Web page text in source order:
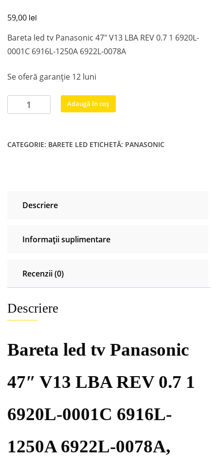
59,00 lei
Bareta led tv Panasonic 47″ V13 LBA REV 0.7 1 6920L-
0001C 6916L-1250A 6922L-0078A
Se oferă garanţie 12 luni
Cantitate
Bareta
Panasonic
0001C
6922L-
0078A
Adaugă în coș
CATEGORIE: BARETE LED ETICHETĂ: PANASONIC
Descriere
Informații suplimentare
Recenzii (0)
Descriere
Bareta led tv Panasonic
47″ V13 LBA REV 0.7 1
6920L-0001C 6916L-
1250A 6922L-0078A,